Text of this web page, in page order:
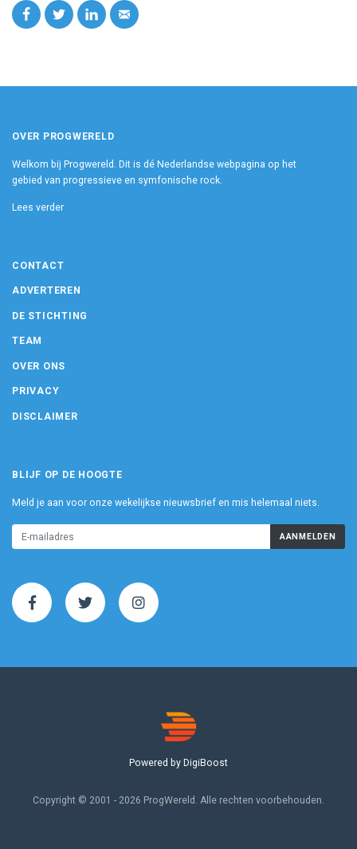
OVER PROGWERELD
Welkom bij Progwereld. Dit is dé Nederlandse webpagina op het
gebied van progressieve en symfonische rock.
Lees verder
CONTACT
ADVERTEREN
DE STICHTING
TEAM
OVER ONS
PRIVACY
DISCLAIMER
BLIJF OP DE HOOGTE
Meld je aan voor onze wekelijkse nieuwsbrief en mis helemaal niets.
AANMELDEN
Powered by DigiBoost
Copyright © 2001 - 2026 ProgWereld. Alle rechten voorbehouden.